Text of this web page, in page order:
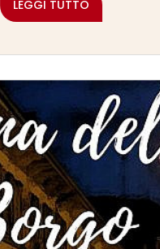
LEGGI TUTTO